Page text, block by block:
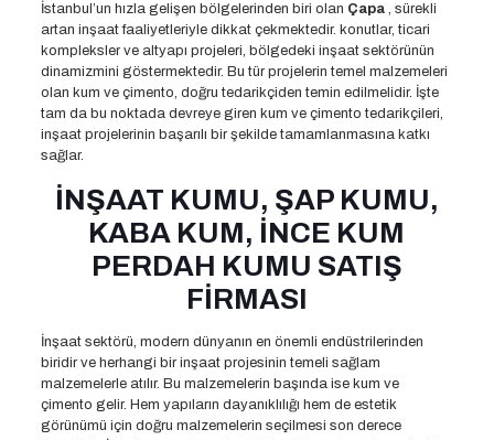
İstanbul’un hızla gelişen bölgelerinden biri olan Çapa , sürekli
artan inşaat faaliyetleriyle dikkat çekmektedir. konutlar, ticari
kompleksler ve altyapı projeleri, bölgedeki inşaat sektörünün
dinamizmini göstermektedir. Bu tür projelerin temel malzemeleri
olan kum ve çimento, doğru tedarikçiden temin edilmelidir. İşte
tam da bu noktada devreye giren kum ve çimento tedarikçileri,
inşaat projelerinin başarılı bir şekilde tamamlanmasına katkı
sağlar.
İNŞAAT KUMU, ŞAP KUMU,
KABA KUM, İNCE KUM
PERDAH KUMU SATIŞ
FİRMASI
İnşaat sektörü, modern dünyanın en önemli endüstrilerinden
biridir ve herhangi bir inşaat projesinin temeli sağlam
malzemelerle atılır. Bu malzemelerin başında ise kum ve
çimento gelir. Hem yapıların dayanıklılığı hem de estetik
görünümü için doğru malzemelerin seçilmesi son derece